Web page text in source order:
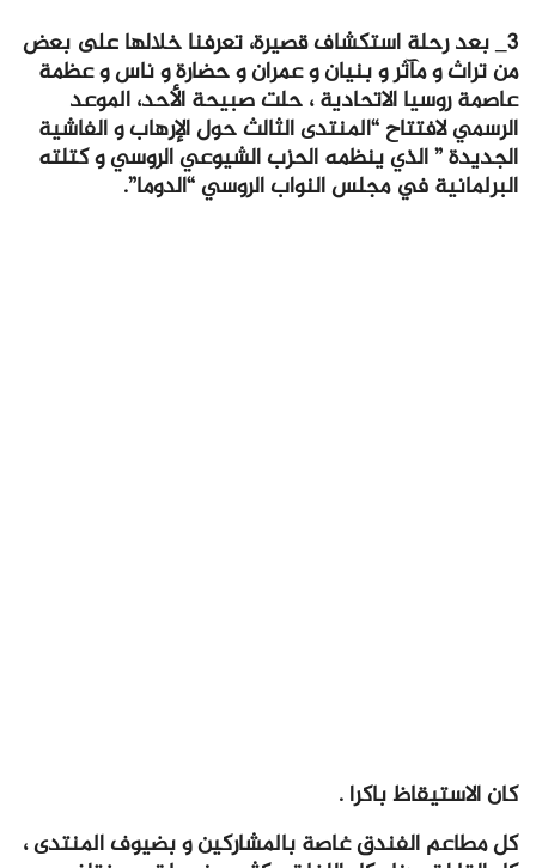
3_ بعد رحلة استكشاف قصيرة، تعرفنا خلالها على بعض
من تراث و مآثر و بنيان و عمران و حضارة و ناس و عظمة
عاصمة روسيا الاتحادية ، حلت صبيحة الأحد، الموعد
الرسمي لافتتاح “المنتدى الثالث حول الإرهاب و الفاشية
الجديدة ” الذي ينظمه الحزب الشيوعي الروسي و كتلته
البرلمانية في مجلس النواب الروسي “الدوما”.
كان الاستيقاظ باكرا .
كل مطاعم الفندق غاصة بالمشاركين و بضيوف المنتدى ،